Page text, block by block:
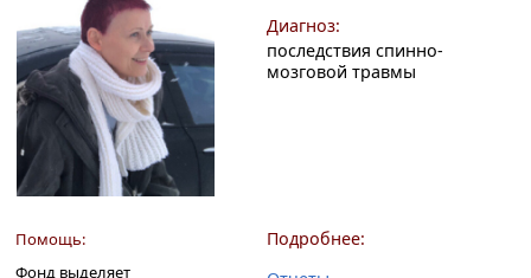
Диагноз:
последствия спинно-
мозговой травмы
Помощь:
Фонд выделяет
Подробнее: